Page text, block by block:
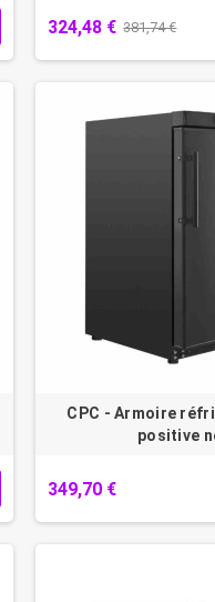
324,48 € 381,74 €
CPC - Armoire
positive
349,70 €